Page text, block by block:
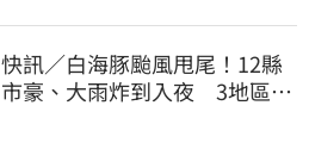
快訊／白海豚颱風甩尾！12縣
市豪、大雨炸到入夜 3地區有